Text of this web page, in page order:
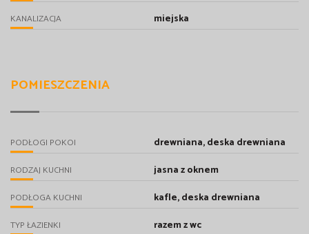
KANALIZACJA miejska
POMIESZCZENIA
PODŁOGI POKOI drewniana, deska drewniana
RODZAJ KUCHNI jasna z oknem
PODŁOGA KUCHNI kafle, deska drewniana
TYP ŁAZIENKI razem z wc